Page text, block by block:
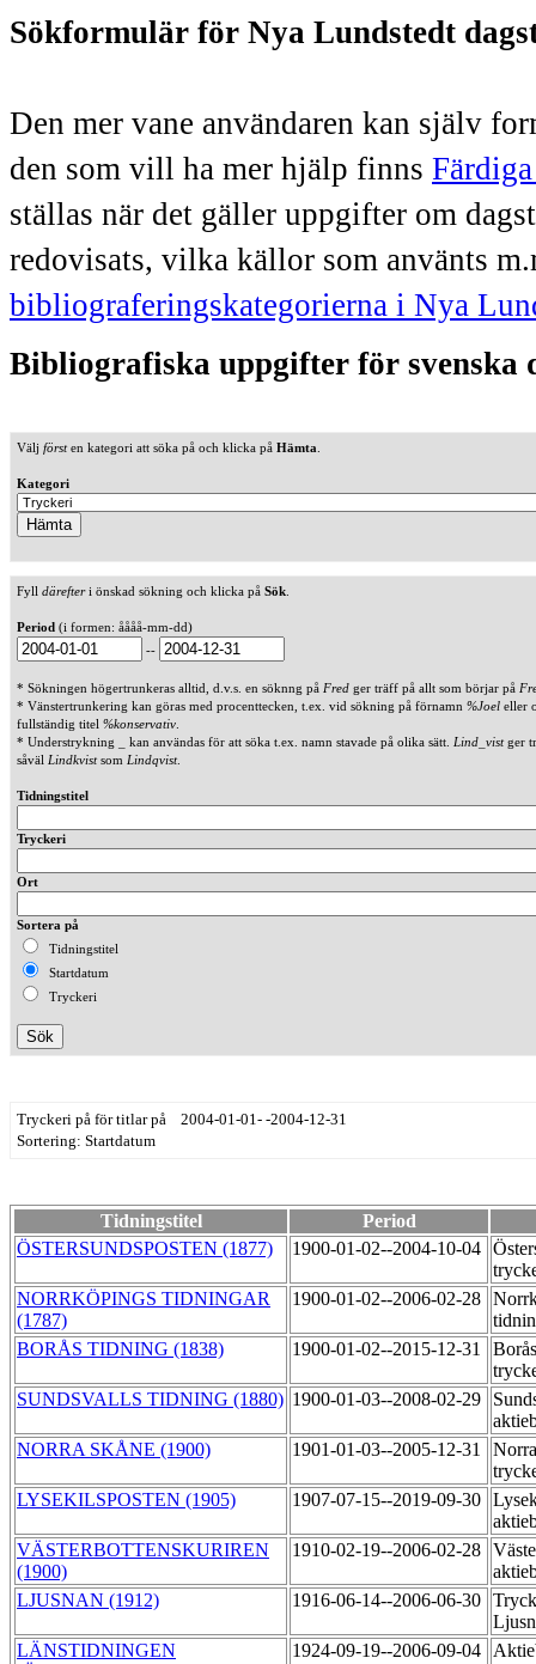
Sökformulär för Nya Lundstedt
Den mer vane användaren kan själv
den som vill ha mer hjälp finns
ställas när det gäller uppgifter om
redovisats, vilka källor som använts
bibliograferingskategorierna i Nya
Bibliografiska uppgifter för svenska
Välj försten kategori att söka på och klicka på Hämta
Kategori
Fyll därefteri önskad sökning och klicka på Sök
Period (i formen: åååå-mm-dd)
--
* Sökningen högertrunkeras alltid, d.v.s. en söknng på Fred ger träff på allt som börjar på
* Vänstertrunkering kan göras med procenttecken, t.ex. vid sökning på förnamn %Joel eller
fullständig titel %konservativ
* Understrykning _ kan användas för att söka t.ex. namn stavade på olika sätt. Lind_vistger
såväl Lindkvistsom Lindqvist.
Tidningstitel
Tryckeri
Ort
Sortera på
Tidningstitel
Startdatum
Tryckeri
Tryckeri på för titlar på 2004-01-01- -2004-12-31
Sortering: Startdatum
Tidningstitel
Period
ÖSTERSUNDSPOSTEN (1877)
1900-01-02--2004-10-04
NORRKÖPINGS TIDNINGAR
(1787)
1900-01-02--2006-02-28
BORÅS TIDNING (1838)
1900-01-02--2015-12-31
SUNDSVALLS TIDNING (1880) 1900-01-03--2008-02-29
NORRA SKÅNE (1900)
1901-01-03--2005-12-31
LYSEKILSPOSTEN (1905)
1907-07-15--2019-09-30
VÄSTERBOTTENSKURIREN
(1900)
1910-02-19--2006-02-28
LJUSNAN (1912)
1916-06-14--2006-06-30
LÄNSTIDNINGEN
1924-09-19--2006-09-04